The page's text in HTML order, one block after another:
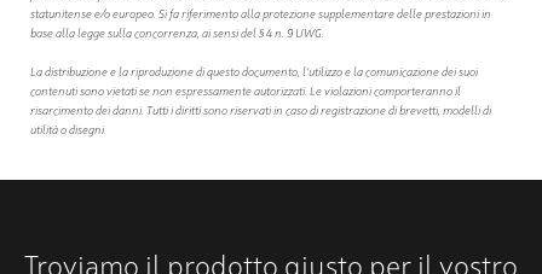
statunitense e/o europeo. Si fa riferimento alla protezione supplementare delle prestazioni in
base alla legge sulla concorrenza, ai sensi del § 4 n. 9 UWG.
La distribuzione e la riproduzione di questo documento, l'utilizzo e la comunicazione dei suoi
contenuti sono vietati se non espressamente autorizzati. Le violazioni comporteranno il
risarcimento dei danni. Tutti i diritti sono riservati in caso di registrazione di brevetti, modelli di
utilità o disegni.